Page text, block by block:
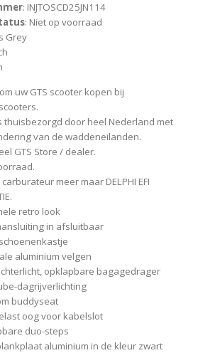
: INJTOSCD25JN114
: Niet op voorraad
Grey
uw GTS scooter kopen bij
thuisbezorgd door heel Nederland met
van de waddeneilanden.
GTS Store / dealer.
meer maar DELPHI EFI
retro look
in afsluitbaar
aluminium velgen
opklapbare bagagedrager
dagrijverlichting
buddyseat
oog voor kabelslot
duo-steps
aluminium in de kleur zwart